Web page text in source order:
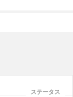
ステータス